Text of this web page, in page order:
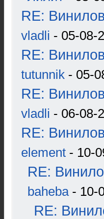
RE:
vladli - 05-08-
RE:
tutunnik - 05-
RE:
vladli - 06-08-
RE:
element - 10-
RE:
baheba- 10-
RE: